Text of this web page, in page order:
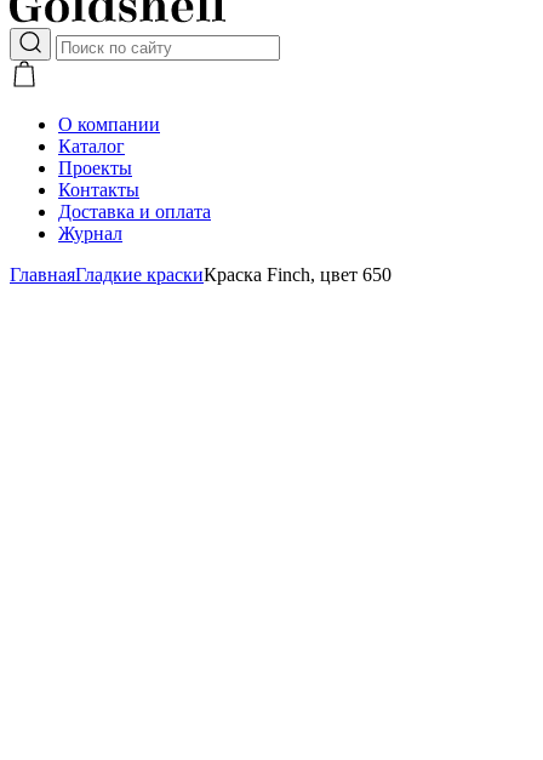
О компании
Каталог
Проекты
Контакты
Доставка и оплата
Журнал
ГлавнаяГладкие краскиКраска Finch, цвет 650